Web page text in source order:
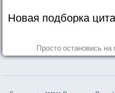
Новая подборка
Просто остановись